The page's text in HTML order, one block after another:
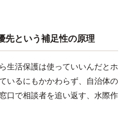
先という補足性の原理
活保護は使っていいんだとホ
いるにもかかわらず、自治体の
口で相談者を追い返す、水際作